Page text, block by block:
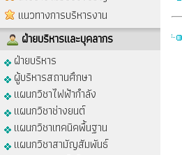
แนวทางการบริหารงาน
ฝ่ายบริหารและบุคลากร
ฝ่ายบริหาร
ผู้บริหารสถานศึกษา
แผนกวิชาไฟฟ้ากำลัง
แผนกวิชาช่างยนต์
แผนกวิชาเทคนิคพื้นฐาน
แผนกวิชาสามัญสัมพันธ์